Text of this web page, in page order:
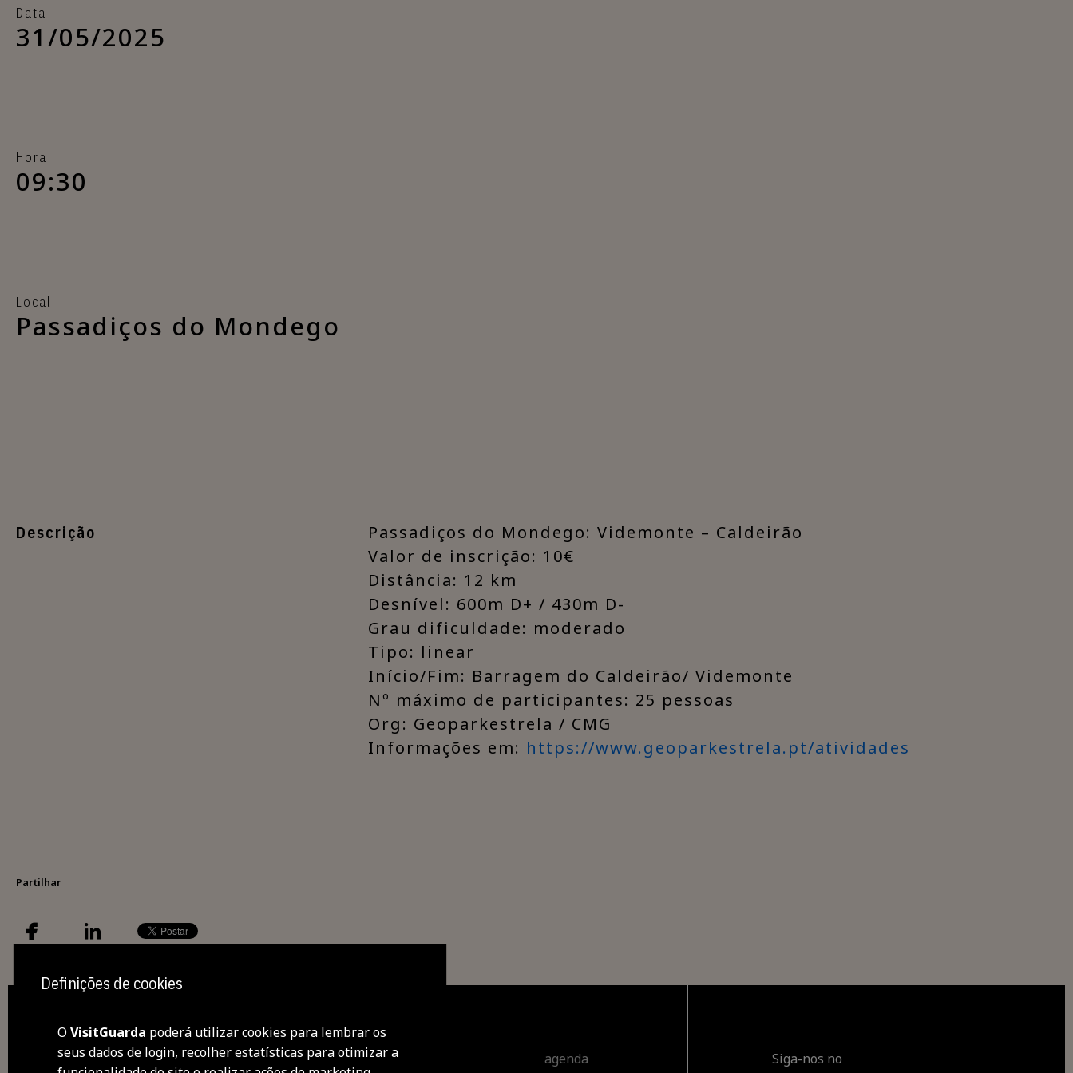
Data
31/05/2025
Hora
09:30
Local
Passadiços do Mondego
Descrição
​Passadiços do Mondego: Videmonte – Caldeirão
Valor de inscrição: 10€
Distância: 12 km
Desnível: 600m D+ / 430m D-
Grau dificuldade: moderado
Tipo: linear
Início/Fim: Barragem do Caldeirão/ Videmonte
Nº máximo de participantes: 25 pessoas
Org: Geoparkestrela / CMG
Informações em: https://www.geoparkestrela.pt/atividades
Partilhar
descobrir agenda Siga-nos no
Definições de cookies
OVisitGuarda poderá utilizar cookies para lembrar os
seus dados de login, recolher estatísticas para otimizar a